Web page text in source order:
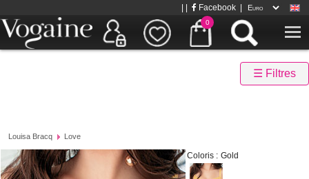
0
Facebook
☰ Filtres
Louisa Bracq Love
Coloris : Gold